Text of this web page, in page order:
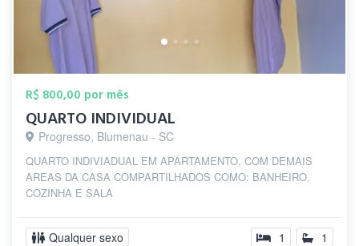
R$ 800,00 por mês
QUARTO INDIVIDUAL
Progresso, Blumenau - SC
QUARTO INDIVIADUAL EM APARTAMENTO, COM DEMAIS
AREAS DA CASA COMPARTILHADOS COMO: BANHEIRO,
COZINHA E SALA
Qualquer sexo 1 1